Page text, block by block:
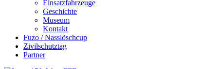
Einsatzfahrzeuge
Geschichte
Museum
Kontakt
Fuzo / Nasslöschcup
Zivilschutztag
Partner